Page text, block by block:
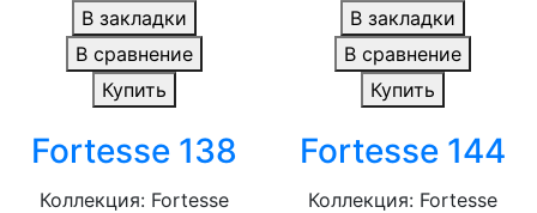
В закладки
В сравнение
Купить
Fortesse 138
Коллекция: Fortesse
В закладки
В сравнение
Купить
Fortesse 144
Коллекция: Fortesse